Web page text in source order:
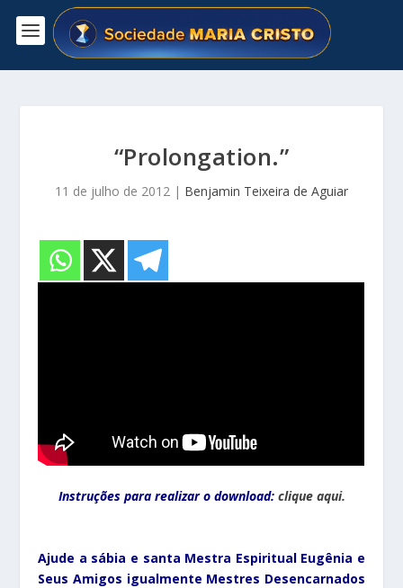
“Prolongation.”
11 de julho de 2012 | Benjamin Teixeira de Aguiar
Instruções para realizar o download: clique aqui.
Ajude a sábia e santa Mestra Espiritual Eugênia e
Seus Amigos igualmente Mestres Desencarnados